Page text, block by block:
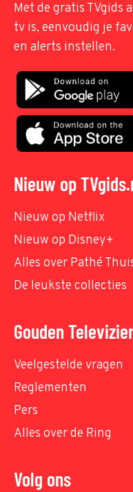
Met de gratis TVgids
tv is, eenvoudig je
en alerts instellen.
Nieuw op
Nieuw op Netflix
Nieuw op Disney+
Alles over Pathé
De leukste collecties
Gouden
Veelgestelde vragen
Reglementen
Pers
Alles over de Ring
Volg ons